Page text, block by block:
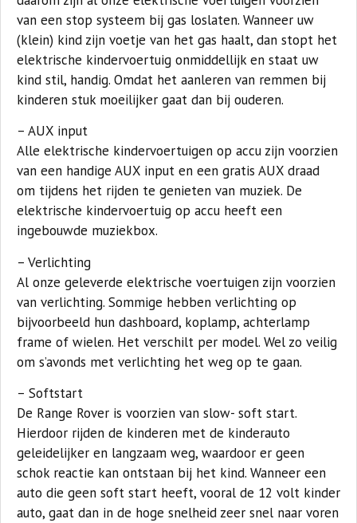
van een stop systeem bij gas loslaten. Wanneer uw
(klein) kind zijn voetje van het gas haalt, dan stopt het
elektrische kindervoertuig onmiddellijk en staat uw
kind stil, handig. Omdat het aanleren van remmen bij
kinderen stuk moeilijker gaat dan bij ouderen.
– AUX input
Alle elektrische kindervoertuigen op accu zijn voorzien
van een handige AUX input en een gratis AUX draad
om tijdens het rijden te genieten van muziek. De
elektrische kindervoertuig op accu heeft een
ingebouwde muziekbox.
– Verlichting
Al onze geleverde elektrische voertuigen zijn voorzien
van verlichting. Sommige hebben verlichting op
bijvoorbeeld hun dashboard, koplamp, achterlamp
frame of wielen. Het verschilt per model. Wel zo veilig
om s’avonds met verlichting het weg op te gaan.
– Softstart
De Range Rover is voorzien van slow- soft start.
Hierdoor rijden de kinderen met de kinderauto
geleidelijker en langzaam weg, waardoor er geen
schok reactie kan ontstaan bij het kind. Wanneer een
auto die geen soft start heeft, vooral de 12 volt kinder
auto, gaat dan in de hoge snelheid zeer snel naar voren